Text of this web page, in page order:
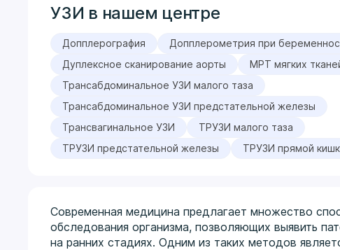
УЗИ в нашем центре
Допплерография
Допплерометрия при
Дуплексное сканирование аорты
МРТ мягких
Трансабдоминальное УЗИ малого таза
Трансабдоминальное УЗИ предстательной железы
Трансвагинальное УЗИ
ТРУЗИ малого таза
ТРУЗИ предстательной железы
ТРУЗИ прямой
Современная медицина предлагает множество
обследования организма, позволяющих выявить
на ранних стадиях. Одним из таких методов